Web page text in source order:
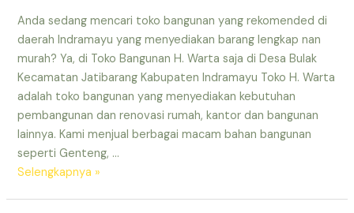
Indramayu
–
Toko
Bahan
Bangunan
Murah
Terdekat
–
Toko
Anda sedang mencari toko bangunan yang rekomended di
daerah Indramayu yang menyediakan barang lengkap nan
murah? Ya, di Toko Bangunan H. Warta saja di Desa Bulak
Kecamatan Jatibarang Kabupaten Indramayu Toko H. Warta
adalah toko bangunan yang menyediakan kebutuhan
pembangunan dan renovasi rumah, kantor dan bangunan
lainnya. Kami menjual berbagai macam bahan bangunan
seperti Genteng, …
Toko
Selengkapnya »